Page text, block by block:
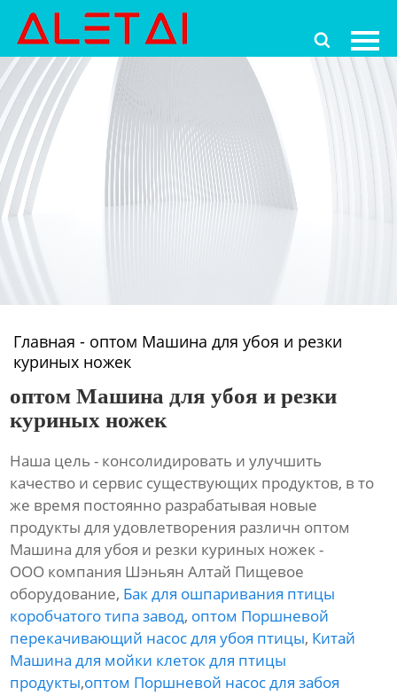

Главная
Продукция
Новости
О Hас
Контакты
Главная - оптом Машина для убоя и резки
куриных ножек
оптом Машина для убоя и резки
куриных ножек
Наша цель - консолидировать и улучшить
качество и сервис существующих продуктов, в то
же время постоянно разрабатывая новые
продукты для удовлетворения различн оптом
Машина для убоя и резки куриных ножек -
ООО компания Шэньян Алтай Пищевое
оборудование, Бак для ошпаривания птицы
коробчатого типа завод, оптом Поршневой
перекачивающий насос для убоя птицы, Китай
Машина для мойки клеток для птицы
продукты,оптом Поршневой насос для забоя